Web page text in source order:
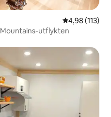
4,98 av 5 i
4,98 (113)
utflykten